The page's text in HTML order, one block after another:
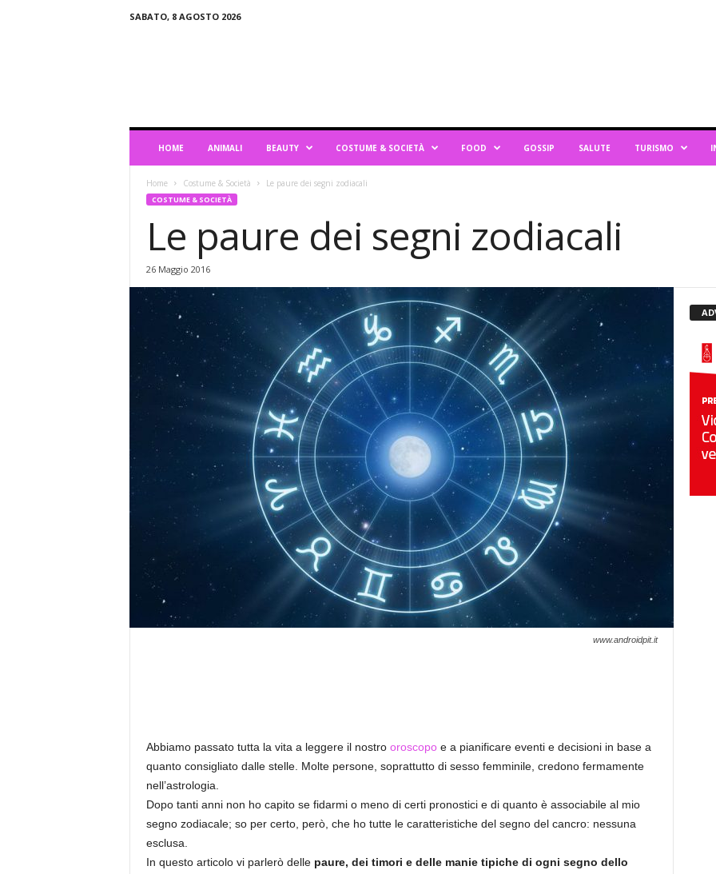
SABATO, 8 AGOSTO 2026
HOME ANIMALI BEAUTY COSTUME & SOCIETÀ FOOD GOSSIP SALUTE TURISMO
Home Costume & Società Le paure dei segni zodiacali
COSTUME & SOCIETÀ
Le paure dei segni zodiacali
26 Maggio 2016
www.androidpit.it
Abbiamo passato tutta la vita a leggere il nostro oroscopoe a pianificare eventi e decisioni in base a
quanto consigliato dalle stelle. Molte persone, soprattutto di sesso femminile, credono fermamente
nell’astrologia.
Dopo tanti anni non ho capito se fidarmi o meno di certi pronostici e di quanto è associabile al mio
segno zodiacale; so per certo, però, che ho tutte le caratteristiche del segno del cancro: nessuna
esclusa.
In questo articolo vi parlerò dellepaure, dei timori e delle manie tipiche di ogni segno dello